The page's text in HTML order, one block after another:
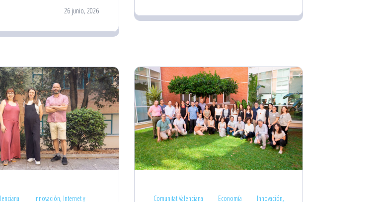
26 junio, 2026
Innovación, Internet y
Comunitat Valenciana Economía
Innovación,